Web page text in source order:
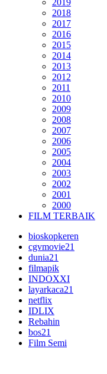
2019
2018
2017
2016
2015
2014
2013
2012
2011
2010
2009
2008
2007
2006
2005
2004
2003
2002
2001
2000
FILM TERBAIK
bioskopkeren
cgvmovie21
dunia21
filmapik
INDOXXI
layarkaca21
netflix
IDLIX
Rebahin
bos21
Film Semi